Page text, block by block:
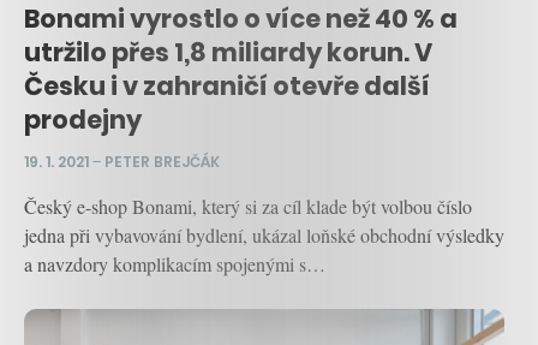
Bonami vyrostlo o více než 40 % a
utržilo přes 1,8 miliardy korun. V
Česku i v zahraničí otevře další
prodejny
19. 1. 2021– PETER BREJČÁK
Český e-shop Bonami, který si za cíl klade být volbou číslo
jedna při vybavování bydlení, ukázal loňské obchodní výsledky
a navzdory komplikacím spojenými s…